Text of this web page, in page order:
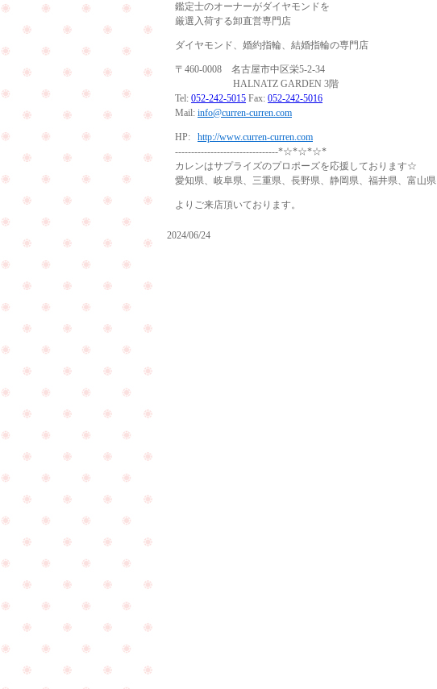
鑑定士のオーナーがダイヤモンドを
厳選入荷する卸直営専門店
ダイヤモンド、婚約指輪、結婚指輪の専門店
〒460-0008 名古屋市中区栄5-2-34
HALNATZ GARDEN 3階
Tel: 052-242-5015 Fax: 052-242-5016
Mail: info@curren-curren.com
HP: http://www.curren-curren.com
--------------------------------*☆*☆*☆*
カレンはサプライズのプロポーズを応援しております☆
愛知県、岐阜県、三重県、長野県、静岡県、福井県、富山県
よりご来店頂いております。
2024/06/24